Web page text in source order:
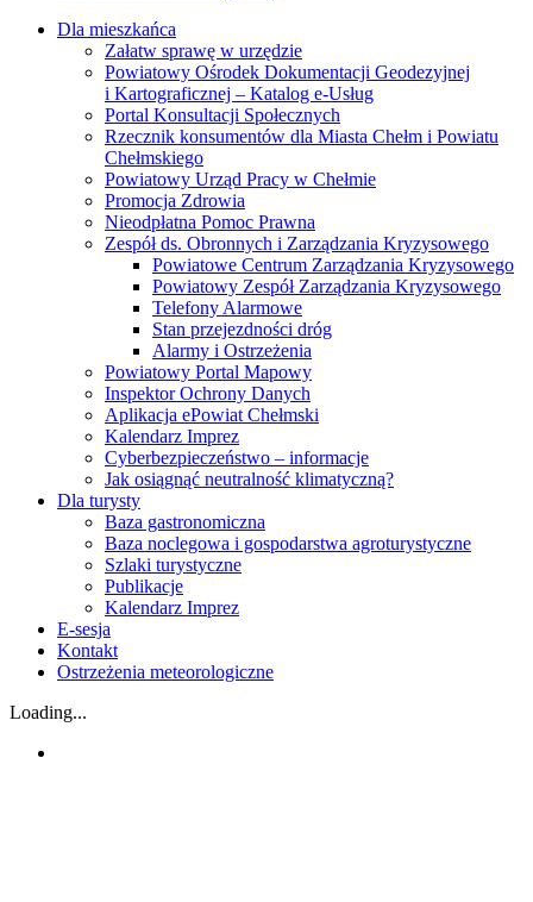
Dla mieszkańca
Załatw sprawę w urzędzie
Powiatowy Ośrodek Dokumentacji Geodezyjnej
i Kartograficznej – Katalog e-Usług
Portal Konsultacji Społecznych
Rzecznik konsumentów dla Miasta Chełm i Powiatu
Chełmskiego
Powiatowy Urząd Pracy w Chełmie
Promocja Zdrowia
Nieodpłatna Pomoc Prawna
Zespół ds. Obronnych i Zarządzania Kryzysowego
Powiatowe Centrum Zarządzania Kryzysowego
Powiatowy Zespół Zarządzania Kryzysowego
Telefony Alarmowe
Stan przejezdności dróg
Alarmy i Ostrzeżenia
Powiatowy Portal Mapowy
Inspektor Ochrony Danych
Aplikacja ePowiat Chełmski
Kalendarz Imprez
Cyberbezpieczeństwo – informacje
Jak osiągnąć neutralność klimatyczną?
Dla turysty
Baza gastronomiczna
Baza noclegowa i gospodarstwa agroturystyczne
Szlaki turystyczne
Publikacje
Kalendarz Imprez
E-sesja
Kontakt
Ostrzeżenia meteorologiczne
Loading...